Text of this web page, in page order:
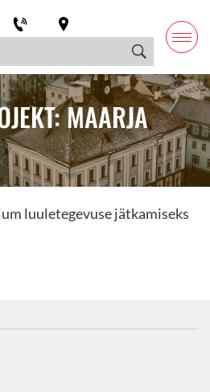
MAARJA
luuletegevuse jätkamiseks